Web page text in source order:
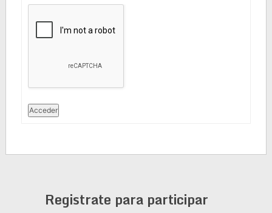
Acceder
Registrate para participar